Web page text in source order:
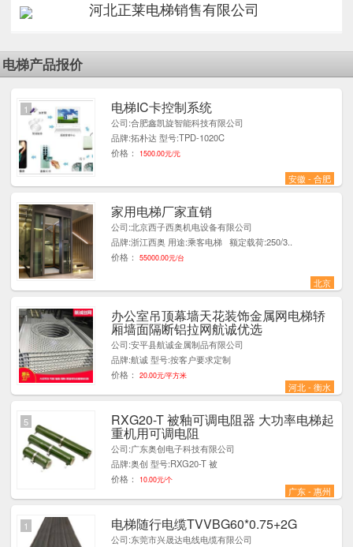
河北正莱电梯销售有限公司
电梯产品报价
电梯IC卡控制系统
公司:合肥鑫凯旋智能科技有限公司
品牌:拓朴达 型号:TPD-1020C
价格：
1500.00元/元
安徽 - 合肥
1
家用电梯厂家直销
公司:北京西子西奥机电设备有限公司
品牌:浙江西奥 用途:乘客电梯 额定载荷:250/3..
价格：
55000.00元/台
北京
1
办公室吊顶幕墙天花装饰金属网电梯轿
厢墙面隔断铝拉网航诚优选
公司:安平县航诚金属制品有限公司
品牌:航诚 型号:按客户要求定制
价格：
20.00元/平方米
河北 - 衡水
1
RXG20-T 被釉可调电阻器 大功率电梯起
重机用可调电阻
公司:广东奥创电子科技有限公司
品牌:奥创 型号:RXG20-T 被
价格：
10.00元/个
广东 - 惠州
5
电梯随行电缆TVVBG60*0.75+2G
公司:东莞市兴晟达电线电缆有限公司
1